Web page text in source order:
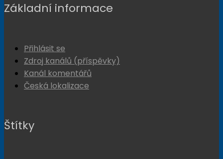
Základní informace
Přihlásit se
Zdroj kanálů (příspěvky)
Kanál komentářů
Česká lokalizace
Štítky